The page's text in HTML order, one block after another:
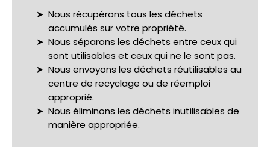
Nous récupérons tous les déchets
accumulés sur votre propriété.
Nous séparons les déchets entre ceux qui
sont utilisables et ceux qui ne le sont pas.
Nous envoyons les déchets réutilisables au
centre de recyclage ou de réemploi
approprié.
Nous éliminons les déchets inutilisables de
manière appropriée.